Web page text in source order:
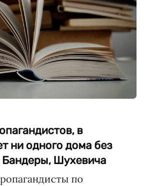
в
ни одного дома без
Бандеры, Шухевича
по